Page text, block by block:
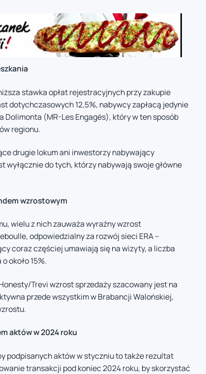
stawka opłat rejestracyjnych przy zakupie
dotychczasowych 12,5%, nabywcy zapłacą jedynie
(MR-Les Engagés), który w ten sposób
regionu.
drugie lokum ani inwestorzy nabywający
do tych, którzy nabywają swoje główne
wzrostowym
wielu z nich zauważa wyraźny wzrost
odpowiedzialny za rozwój sieci ERA –
coraz częściej umawiają się na wizyty, a liczba
około 15%.
Trevi wzrost sprzedaży szacowany jest na
przede wszystkim w Brabancji Walońskiej,
aktów w 2024 roku
podpisanych aktów w styczniu to także rezultat
transakcji pod koniec 2024 roku, by skorzystać